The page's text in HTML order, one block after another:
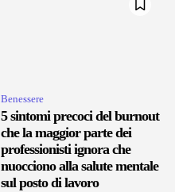
Benessere
5 sintomi precoci del burnout
che la maggior parte dei
professionisti ignora che
nuocciono alla salute mentale
sul posto di lavoro